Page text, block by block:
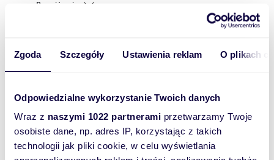
Zgoda Szczegóły Ustawienia reklam O plikach
Odpowiedzialne wykorzystanie Twoich danych
Wraz z naszymi 1022 partnerami przetwarzamy Twoje
osobiste dane, np. adres IP, korzystając z takich
technologii jak pliki cookie, w celu wyświetlania
Rozwiń opis
Liczba
pokoi:
2
powiat:Poznańgmina:Poznań
miejscowość:Poznań ulica:Emilii
Sczanieckiej
Podobne oferty w tej lokalizacji